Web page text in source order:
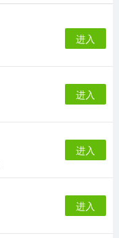
进入
进入
进入
进入